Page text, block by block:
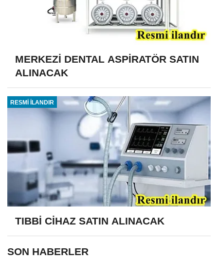
MERKEZİ DENTAL ASPİRATÖR SATIN
ALINACAK
RESMİ İLANDIR
TIBBİ CİHAZ SATIN ALINACAK
SON HABERLER